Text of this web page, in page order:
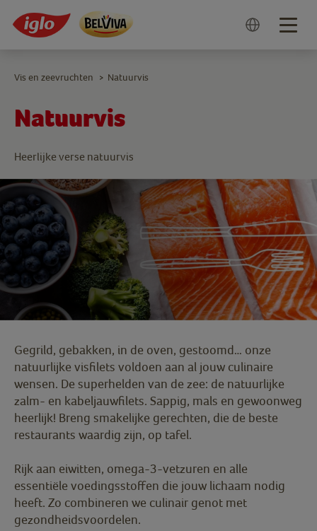
Natuurvis
Heerlijke verse natuurvis
Vis en zeevruchten > Natuurvis
Gegrild, gebakken, in de oven, gestoomd… onze
natuurlijke visfilets voldoen aan al jouw culinaire
wensen. De superhelden van de zee: de natuurlijke
zalm- en kabeljauwfilets. Sappig, mals en gewoonweg
heerlijk! Breng smakelijke gerechten, die de beste
restaurants waardig zijn, op tafel.
Rijk aan eiwitten, omega-3-vetzuren en alle
essentiële voedingsstoffen die jouw lichaam nodig
heeft. Zo combineren we culinair genot met
gezondheidsvoordelen.